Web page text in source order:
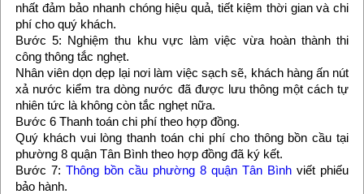
nhất đảm bảo nhanh chóng hiệu quả, tiết kiệm thời gian và chi
phí cho quý khách.
Bước 5: Nghiệm thu khu vực làm việc vừa hoàn thành thi
công thông tắc nghẹt.
Nhân viên dọn dẹp lại nơi làm việc sạch sẽ, khách hàng ấn nút
xả nước kiểm tra dòng nước đã được lưu thông một cách tự
nhiên tức là không còn tắc nghẹt nữa.
Bước 6 Thanh toán chi phí theo hợp đồng.
Quý khách vui lòng thanh toán chi phí cho thông bồn cầu tại
phường 8 quận Tân Bình theo hợp đồng đã ký kết.
Bước 7: Thông bồn cầu phường 8 quận Tân Bình viết phiếu
bảo hành.